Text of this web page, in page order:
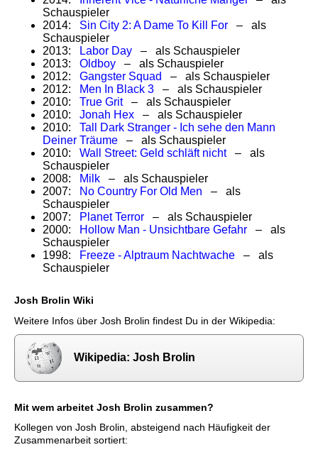
Schauspieler
2014: Sin City 2: A Dame To Kill For – als
Schauspieler
2013:
Labor Day – als Schauspieler
2013: Oldboy – als Schauspieler
2012: Gangster Squad
– als Schauspieler
2012:
Men In Black 3 – als Schauspieler
2010: True Grit– als Schauspieler
2010: Jonah Hex – als Schauspieler
2010: Tall Dark Stranger - Ich sehe den Mann
Deiner Träume – als Schauspieler
2010: Wall Street: Geld schläft nicht– als
Schauspieler
2008:
Milk – als Schauspieler
2007:
No Country For Old Men – als
Schauspieler
2007:
Planet Terror – als Schauspieler
2000:
Hollow Man - Unsichtbare Gefahr – als
Schauspieler
1998:
Freeze - Alptraum Nachtwache – als
Schauspieler
Josh Brolin Wiki
Weitere Infos über Josh Brolin findest Du in der Wikipedia:
Wikipedia: Josh Brolin
Mit wem arbeitet Josh Brolin zusammen?
Kollegen von Josh Brolin, absteigend nach Häufigkeit der
Zusammenarbeit sortiert: